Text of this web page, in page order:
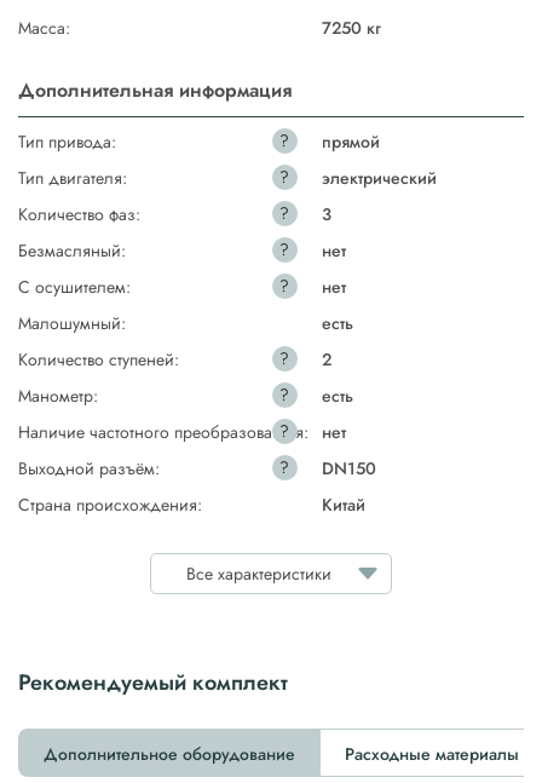
Масса:
7250 кг
Дополнительная информация
Тип привода: ?
прямой
Тип двигателя:
?
электрический
Количество фаз:
?
3
Безмасляный:
?
нет
С осушителем:
?
нет
Малошумный:
есть
Количество ступеней:
?
2
Манометр:
?
есть
Наличие частотного преобразователя:
?
нет
Выходной разъём:
?
DN150
Страна происхождения:
Китай
Все характеристики
Рекомендуемый комплект
Дополнительное оборудование Расходные материалы